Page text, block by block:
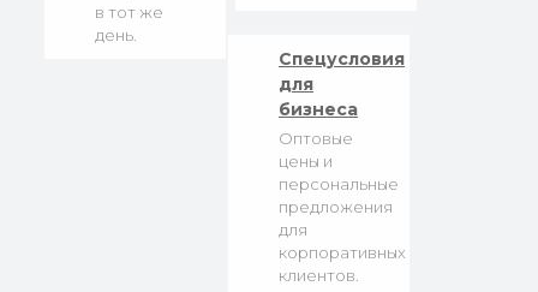
в тот же
день.
Спецусловия
для
бизнеса
Оптовые
цены и
персональные
предложения
для
корпоративных
клиентов.